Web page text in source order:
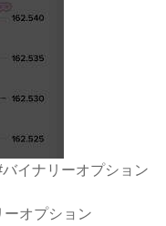
バイナリーオプション
ーオプション